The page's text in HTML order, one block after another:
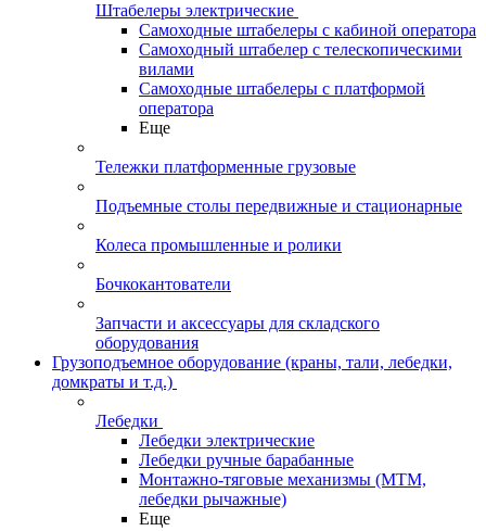
Штабелеры электрические
Самоходные штабелеры с кабиной оператора
Самоходный штабелер с телескопическими
вилами
Самоходные штабелеры с платформой
оператора
Еще
Тележки платформенные грузовые
Подъемные столы передвижные и стационарные
Колеса промышленные и ролики
Бочкокантователи
Запчасти и аксессуары для складского
оборудования
Грузоподъемное оборудование (краны, тали, лебедки,
домкраты и т.д.)
Лебедки
Лебедки электрические
Лебедки ручные барабанные
Монтажно-тяговые механизмы (МТМ,
лебедки рычажные)
Еще